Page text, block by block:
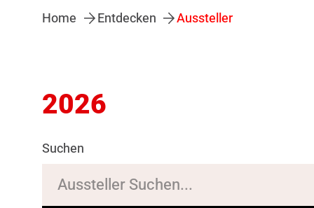
Home Entdecken Aussteller
2026
Suchen